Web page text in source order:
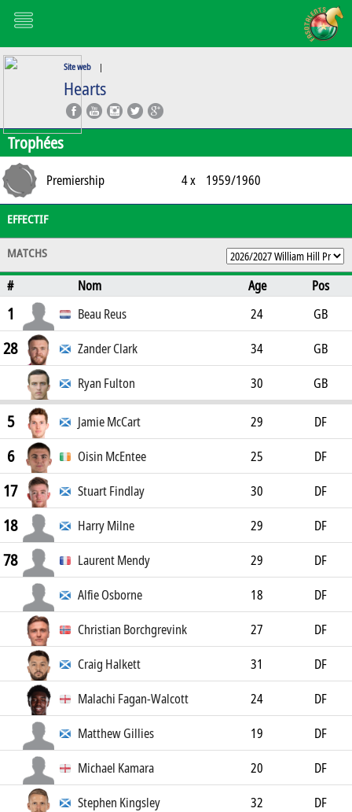
Site web |
Hearts
Trophées
Premiership 4 x 1959/1960
EFFECTIF
MATCHS
# Nom Age Pos
1 Beau Reus 24 GB
28 Zander Clark 34
GB
Ryan Fulton
30 GB
5 Jamie McCart 29 DF
6 Oisin McEntee 25 DF
17 Stuart Findlay 30 DF
18 Harry Milne 29 DF
78 Laurent Mendy 29
DF
Alfie Osborne
18
DF
Christian Borchgrevink
27
DF
Craig Halkett
31
DF
Malachi Fagan-Walcott
24
DF
Matthew Gillies
19
DF
Michael Kamara
20
DF
Stephen Kingsley
32 DF